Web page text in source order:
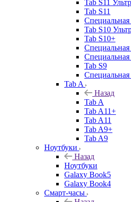
Tab S11
Tab S11
Специальная
Tab S10
Tab S10+
Специальная
Специальная
Tab S9
Специальная
Tab A
Назад
Tab A
Tab A11+
Tab A11
Tab A9+
Tab A9
Ноутбуки
Назад
Ноутбуки
Galaxy Book5
Galaxy Book4
Смарт-часы